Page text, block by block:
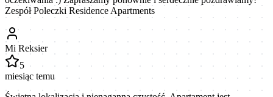
Zespół Poleczki Residence Apartments
Mi Reksier
5
miesiąc temu